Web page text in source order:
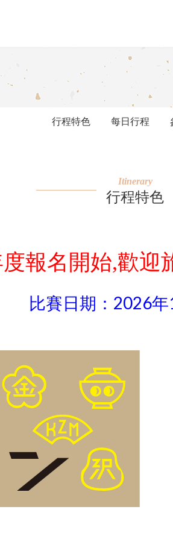
行程特色 每日行程
Itinerary
行程特色
報名開始,歡迎
比賽日期：2026年